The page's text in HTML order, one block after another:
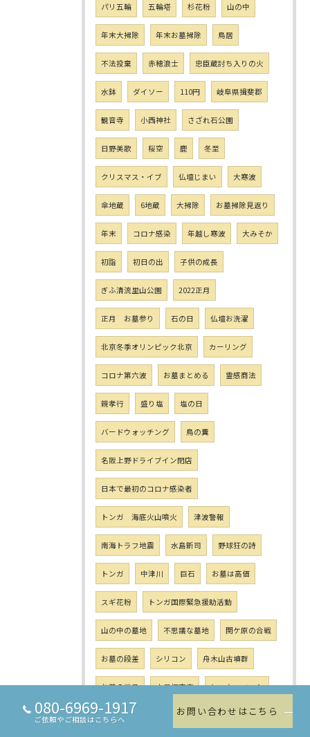
パリ五輪 五輪塔 杉花粉 山の中
年末大掃除 年末お墓掃除 鳥居
不法投棄 赤穂浪士 忠臣蔵討ち入りの火
水鉢 ダイソー 110円 岐阜県揖斐郡
観音寺 小西神社 さざれ石公園
日野美歌 桜空 鹿 冬至
クリスマス・イブ 仏壇じまい 大寒波
傘地蔵 6地蔵 大掃除 お墓掃除見返り
年末 コロナ感染 年越し寒波 大みそか
初詣 初日の出 子供の成長
ぎふ清流里山公園 2022正月
正月 お墓参り 石の日 仏壇お洗濯
北京冬季オリンピック北京 カーリング
コロナ第六波 お墓まとめる 霊感商法
親孝行 盛り塩 塩の日
バードウォッチング 鳥の糞
名阪上野ドライブイン閉店
日本で最初のコロナ感染者
トンガ 海底火山噴火 津波警報
南海トラフ地震 水島新司 野球狂の詩
トンガ 中津川 巨石 お墓は高価
スギ花粉 トンガ国際緊急援助活動
山の中の墓地 不思議な墓地 関ケ原の合戦
お墓の段差 シリコン 舟木山古墳群
お墓の継承 火星探査車 ヒーターベスト
ワークマン ビートルズの日 雪の日
080-6969-1917
ご依頼やご相談はこちらへ
お問い合わせはこちら